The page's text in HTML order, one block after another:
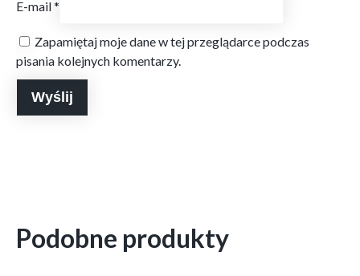
E-mail*
Zapamiętaj moje dane w tej przeglądarce podczas
pisania kolejnych komentarzy.
Podobne produkty